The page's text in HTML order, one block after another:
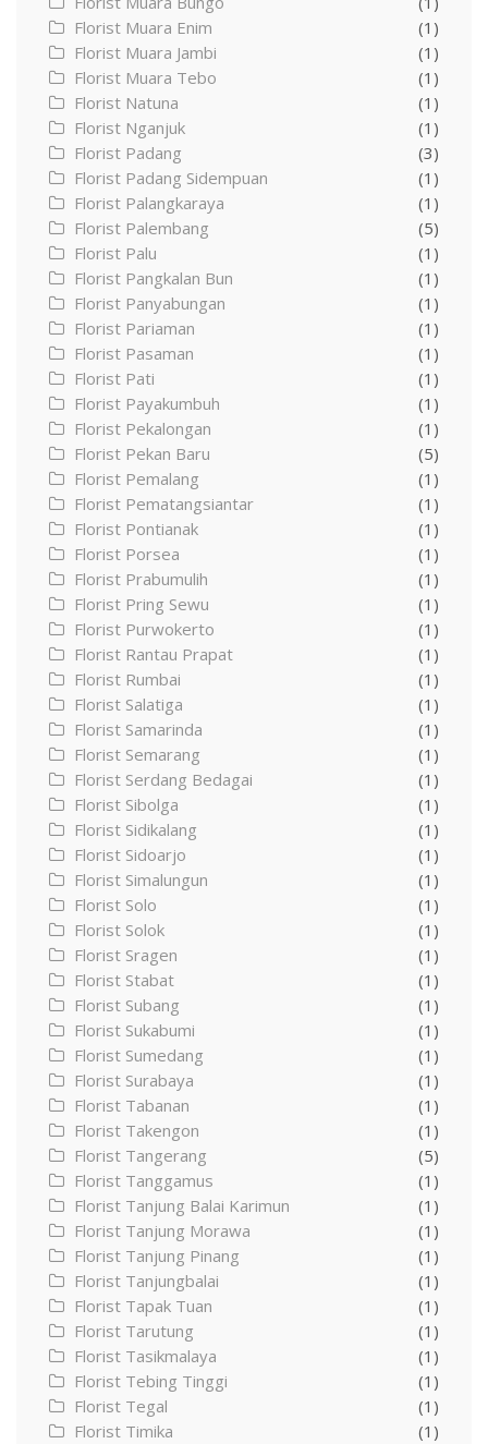
Florist Muara Enim
(1)
Florist Muara Jambi
(1)
Florist Muara Tebo
(1)
Florist Natuna
(1)
Florist Nganjuk
(1)
Florist Padang
(3)
Florist Padang Sidempuan
(1)
Florist Palangkaraya
(1)
Florist Palembang
(5)
Florist Palu
(1)
Florist Pangkalan Bun
(1)
Florist Panyabungan
(1)
Florist Pariaman
(1)
Florist Pasaman
(1)
Florist Pati
(1)
Florist Payakumbuh
(1)
Florist Pekalongan
(1)
Florist Pekan Baru
(5)
Florist Pemalang
(1)
Florist Pematangsiantar
(1)
Florist Pontianak
(1)
Florist Porsea
(1)
Florist Prabumulih
(1)
Florist Pring Sewu
(1)
Florist Purwokerto
(1)
Florist Rantau Prapat
(1)
Florist Rumbai
(1)
Florist Salatiga
(1)
Florist Samarinda
(1)
Florist Semarang
(1)
Florist Serdang Bedagai
(1)
Florist Sibolga
(1)
Florist Sidikalang
(1)
Florist Sidoarjo
(1)
Florist Simalungun
(1)
Florist Solo
(1)
Florist Solok
(1)
Florist Sragen
(1)
Florist Stabat
(1)
Florist Subang
(1)
Florist Sukabumi
(1)
Florist Sumedang
(1)
Florist Surabaya
(1)
Florist Tabanan
(1)
Florist Takengon
(1)
Florist Tangerang
(5)
Florist Tanggamus
(1)
Florist Tanjung Balai Karimun
(1)
Florist Tanjung Morawa
(1)
Florist Tanjung Pinang
(1)
Florist Tanjungbalai
(1)
Florist Tapak Tuan
(1)
Florist Tarutung
(1)
Florist Tasikmalaya
(1)
Florist Tebing Tinggi
(1)
Florist Tegal
(1)
Florist Timika
(1)